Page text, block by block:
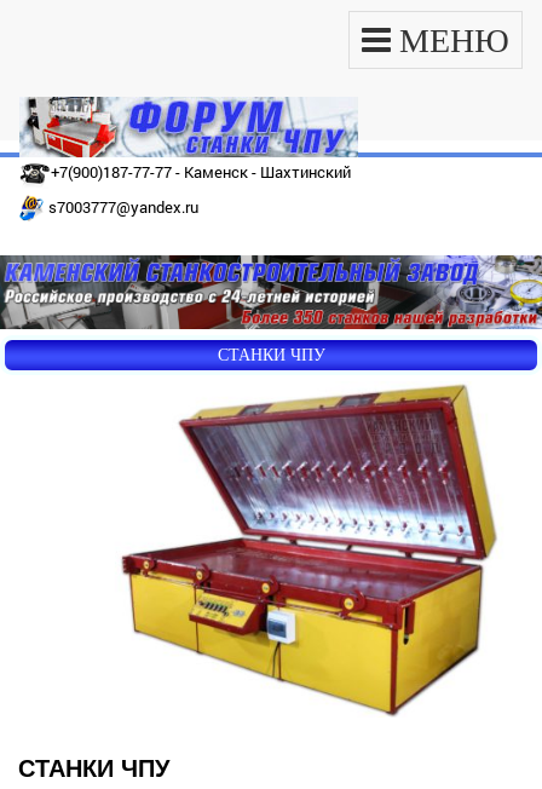
МЕНЮ
+7(900)187-77-77 - Каменск - Шахтинский
s7003777@yandex.ru
СТАНКИ ЧПУ
СТАНКИ ЧПУ